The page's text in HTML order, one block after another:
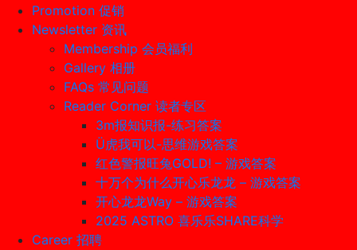
Promotion 促销
Newsletter 资讯
Membership 会员福利
Gallery 相册
FAQs 常见问题
Reader Corner 读者专区
3m报知识报-练习答案
Ü虎我可以-思维游戏答案
红色警报旺兔GOLD! – 游戏答案
十万个为什么开心乐龙龙 – 游戏答案
开心龙龙Way – 游戏答案
2025 ASTRO 喜乐乐SHARE科学
Career 招聘